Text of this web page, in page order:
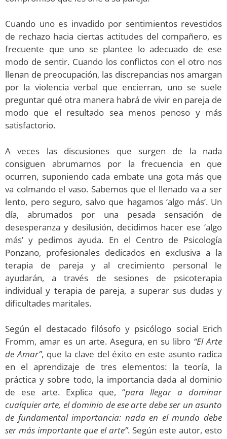
Cuando uno es invadido por sentimientos revestidos
de rechazo hacia ciertas actitudes del compañero, es
frecuente que uno se plantee lo adecuado de ese
modo de sentir. Cuando los conflictos con el otro nos
llenan de preocupación, las discrepancias nos amargan
por la violencia verbal que encierran, uno se suele
preguntar qué otra manera habrá de vivir en pareja de
modo que el resultado sea menos penoso y más
satisfactorio.
A veces las discusiones que surgen de la nada
consiguen abrumarnos por la frecuencia en que
ocurren, suponiendo cada embate una gota más que
va colmando el vaso. Sabemos que el llenado va a ser
lento, pero seguro, salvo que hagamos ‘algo más’. Un
día, abrumados por una pesada sensación de
desesperanza y desilusión, decidimos hacer ese ‘algo
más’ y pedimos ayuda. En el Centro de Psicología
Ponzano, profesionales dedicados en exclusiva a la
terapia de pareja y al crecimiento personal le
ayudarán, a través de sesiones de psicoterapia
individual y terapia de pareja, a superar sus dudas y
dificultades maritales.
Según el destacado filósofo y psicólogo social Erich
Fromm, amar es un arte. Asegura, en su libro “El Arte
de Amar”, que la clave del éxito en este asunto radica
en el aprendizaje de tres elementos: la teoría, la
práctica y sobre todo, la importancia dada al dominio
de ese arte. Explica que, “para llegar a dominar
cualquier arte, el dominio de ese arte debe ser un asunto
de fundamental importancia: nada en el mundo debe
ser más importante que el arte”. Según este autor, esto